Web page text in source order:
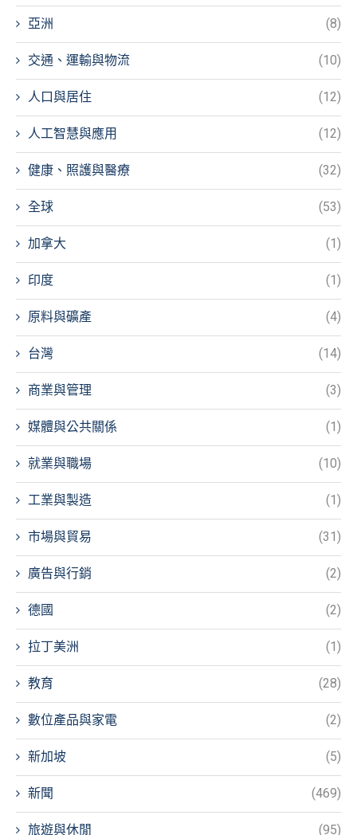
亞洲 (8)
交通、運輸與物流 (10)
人口與居住 (12)
人工智慧與應用 (12)
健康、照護與醫療 (32)
全球 (53)
加拿大 (1)
印度 (1)
原料與礦產 (4)
台灣 (14)
商業與管理 (3)
媒體與公共關係 (1)
就業與職場 (10)
工業與製造 (1)
市場與貿易 (31)
廣告與行銷 (2)
德國 (2)
拉丁美洲 (1)
教育 (28)
數位產品與家電 (2)
新加坡 (5)
新聞 (469)
旅遊與休閒 (95)